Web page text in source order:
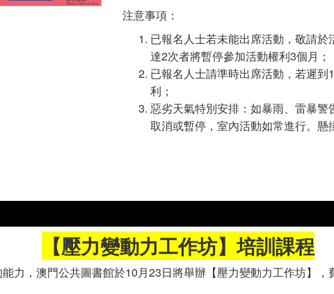
注意事項：
已報名人士若未能出席活動，敬請
達2次者將暫停參加活動權利3個月；
已報名人士請準時出席活動，若遲
利；
惡劣天氣特別安排：如暴雨、雷暴
取消或暫停，室內活動如常進行。懸
【壓力變動力工作坊】培訓課程
力，澳門公共圖書館於10月23日將舉辦【壓力變動力工作坊】，